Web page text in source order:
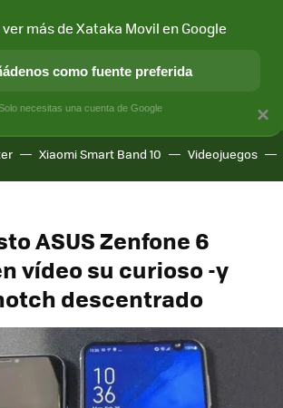
MÓVIL Y SOCIEDAD APLICACIONES
Xiaomi Smart Band 10 Videojuegos
ASUS Zenfone 6
vídeo su curioso -y
descentrado
×
más de Xataka Movil en Google
como fuente preferida
necesitas una cuenta de Google